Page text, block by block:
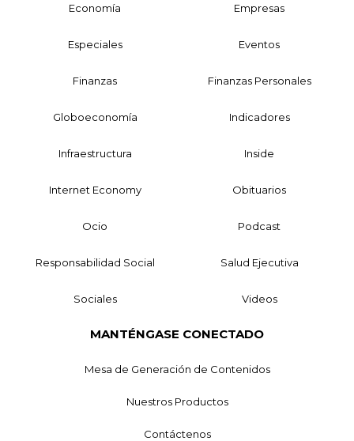
Economía Empresas
Especiales Eventos
Finanzas Finanzas Personales
Globoeconomía Indicadores
Infraestructura Inside
Internet Economy Obituarios
Ocio Podcast
Responsabilidad Social Salud Ejecutiva
Sociales Videos
MANTÉNGASE CONECTADO
Mesa de Generación de Contenidos
Nuestros Productos
Contáctenos